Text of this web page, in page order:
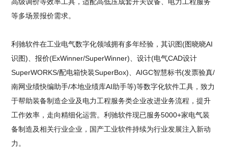
等多场景报价需求。
利驰软件在工业电气数字化领域拥有多年经验，其识图(图晓晓AI
识图)、报价(ExWinner/SuperWinner)、设计(电气CAD设计
SuperWORKS/配电箱快装SuperBox)、AIGC智慧标书(发票验真/
南网业绩快编助手/本地业绩库AI助手等)等数字化软件工具，致力
于帮助装备制造企业及电力工程服务类企业改进业务流程，提升
工作效率，走向精细化运营。利驰软件现已服务5000+家电气装
备制造及相关行业企业，国产工业软件持续为行业发展注入新动
力。